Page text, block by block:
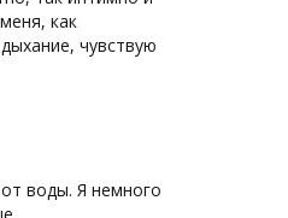
как
чувствую
воды. Я немного